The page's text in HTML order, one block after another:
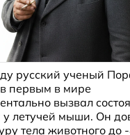
русский ученый
первым в мире
вызвал
у летучей мыши. Он
тела животного до